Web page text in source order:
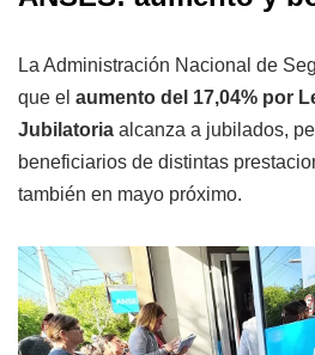
La Administración Nacional de
que el aumento del 17,04% por
Jubilatoria alcanza a jubilados,
beneficiarios de distintas
también en mayo próximo.